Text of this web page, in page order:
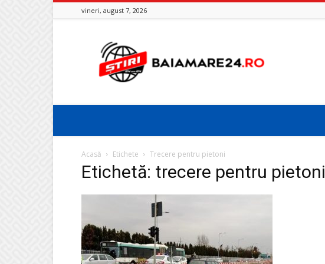
vineri, august 7, 2026
Baia
Mare
24
Acasă Etichete Trecere pentru pietoni
Etichetă: trecere pentru pietoni